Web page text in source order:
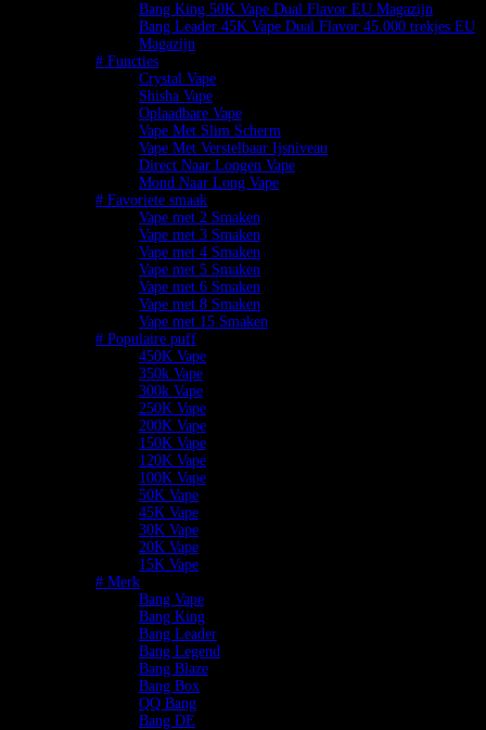
Bang King 50K Vape Dual Flavor EU Magazijn
Bang Leader 45K Vape Dual Flavor 45.000 trekjes EU
Magazijn
# Functies
Crystal Vape
Shisha Vape
Oplaadbare Vape
Vape Met Slim Scherm
Vape Met Verstelbaar Ijsniveau
Direct Naar Longen Vape
Mond Naar Long Vape
# Favoriete smaak
Vape met 2 Smaken
Vape met 3 Smaken
Vape met 4 Smaken
Vape met 5 Smaken
Vape met 6 Smaken
Vape met 8 Smaken
Vape met 15 Smaken
# Populaire puff
450K Vape
350k Vape
300k Vape
250K Vape
200K Vape
150K Vape
120K Vape
100K Vape
50K Vape
45K Vape
30K Vape
20K Vape
15K Vape
# Merk
Bang Vape
Bang King
Bang Leader
Bang Legend
Bang Blaze
Bang Box
QQ Bang
Bang DE